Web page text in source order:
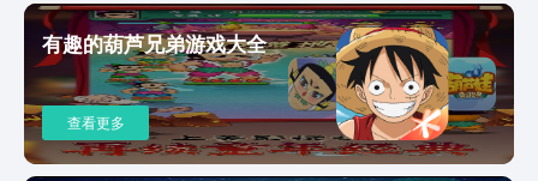
有趣的葫芦兄弟游戏大全
查看更多